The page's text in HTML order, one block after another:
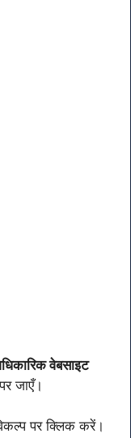
वेबसाइट
जाएँ।
पर क्लिक करें।